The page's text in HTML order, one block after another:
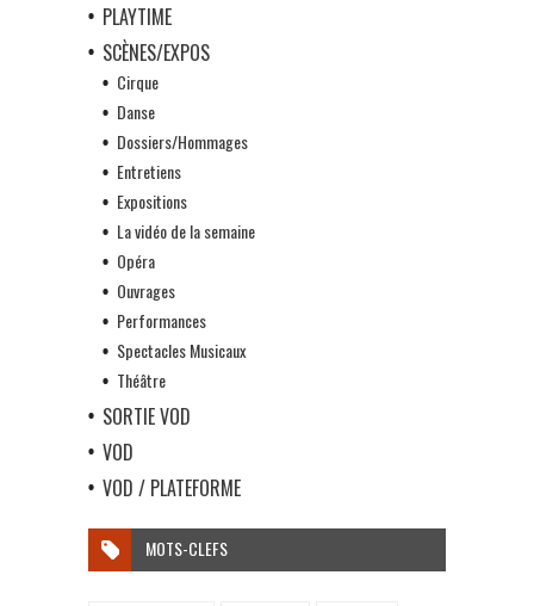
PLAYTIME
SCÈNES/EXPOS
Cirque
Danse
Dossiers/Hommages
Entretiens
Expositions
La vidéo de la semaine
Opéra
Ouvrages
Performances
Spectacles Musicaux
Théâtre
SORTIE VOD
VOD
VOD / PLATEFORME
MOTS-CLEFS